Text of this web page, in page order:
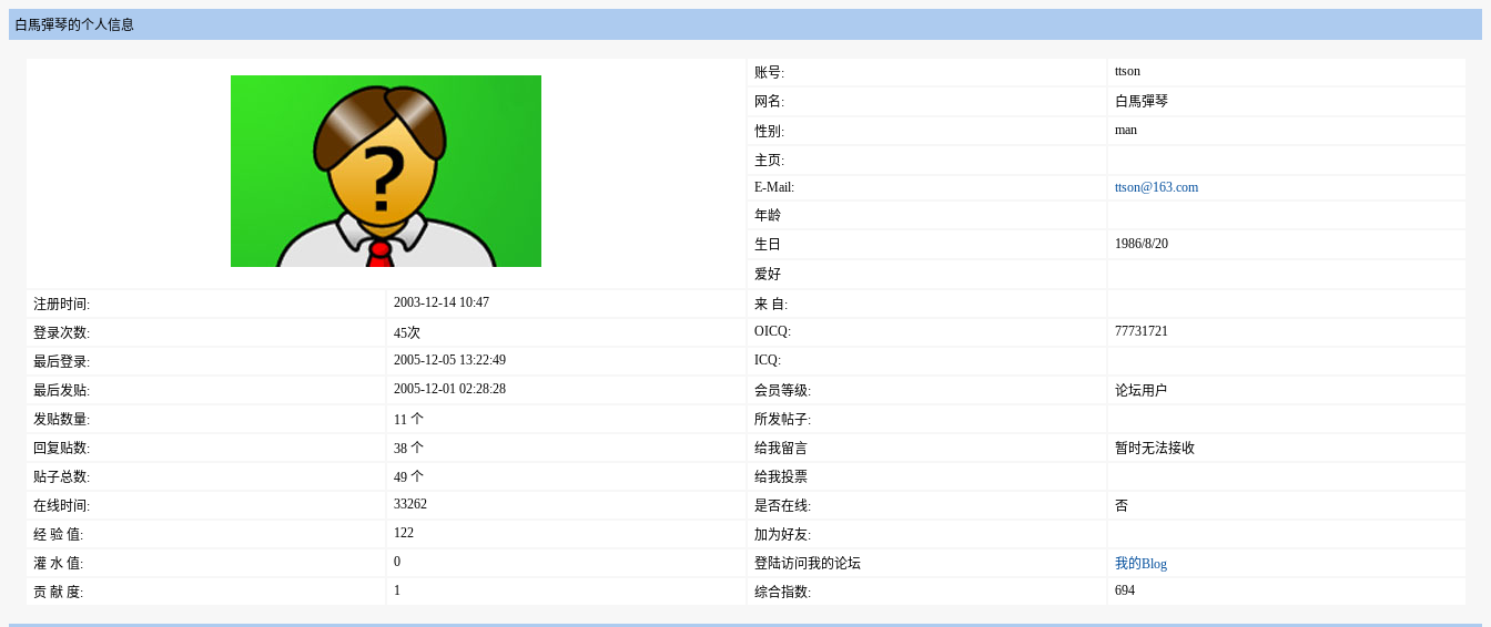
白馬彈琴的个人信息
账号:
ttson
网名:
白馬彈琴
性别:
man
主页:
E-Mail:
ttson@163.com
年龄
生日
1986/8/20
爱好
注册时间:
2003-12-14 10:47
来 自:
登录次数:
45次 OICQ:
77731721
最后登录:
2005-12-05 13:22:49
ICQ:
最后发贴:
2005-12-01 02:28:28 会员等级:
论坛用户
发贴数量:
11 个
所发帖子:
回复贴数:
38 个 给我留言
暂时无法接收
贴子总数:
49 个
给我投票
在线时间:
33262 是否在线:
否
经 验 值:
122
加为好友:
灌 水 值:
0 登陆访问我的论坛
我的Blog
贡 献 度:
1 综合指数: 694